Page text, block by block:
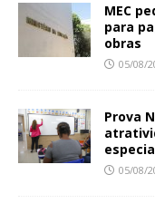
MEC
para
obras
05/08/
Prova
05/08/